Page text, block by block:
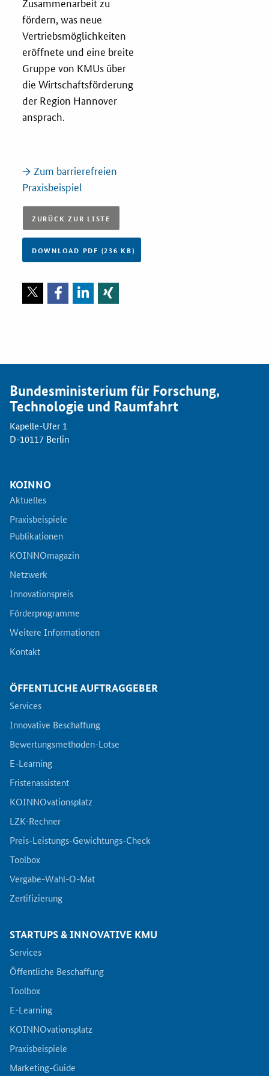
Newsletter
Veranstaltungen
Aktuelle Veranstaltungen
fördern, was neue
Vertriebsmöglichkeiten
eröffnete und eine breite
Gruppe von KMUs über
die Wirtschaftsförderung
der Region Hannover
ansprach.
→ Zum barrierefreien
Praxisbeispiel
ZURÜCK ZUR LISTE
DOWNLOAD PDF (236 KB)
Bundesministerium für Forschung,
Technologie und Raumfahrt
Kapelle-Ufer 1
D-10117 Berlin
KOINNO
Aktuelles
Praxisbeispiele
Publikationen
KOINNOmagazin
Netzwerk
Innovationspreis
Förderprogramme
Weitere Informationen
Kontakt
ÖFFENTLICHE AUFTRAGGEBER
Services
Innovative Beschaffung
Bewertungsmethoden-Lotse
E-Learning
Fristenassistent
KOINNOvationsplatz
LZK-Rechner
Preis-Leistungs-Gewichtungs-Check
Toolbox
Vergabe-Wahl-O-Mat
Zertifizierung
STARTUPS & INNOVATIVE KMU
Services
Öffentliche Beschaffung
Toolbox
E-Learning
KOINNOvationsplatz
Praxisbeispiele
Marketing-Guide